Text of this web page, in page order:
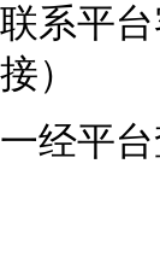
联系平
）
一经平